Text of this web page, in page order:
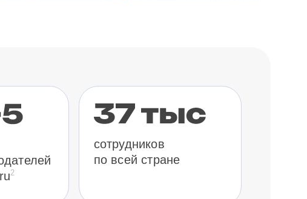
2
сотрудников
по всей стране